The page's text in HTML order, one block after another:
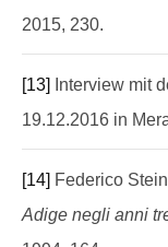
2015, 230.
[13]
Interview mit
19.12.2016 in
[14] Federico
Adige negli anni